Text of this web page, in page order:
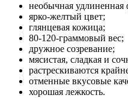
необычная удлиненная
ярко-желтый цвет;
глянцевая кожица;
80-120-граммовый вес;
дружное созревание;
мясистая, сладкая и
растрескиваются
отменные вкусовые
хорошая лежкость.